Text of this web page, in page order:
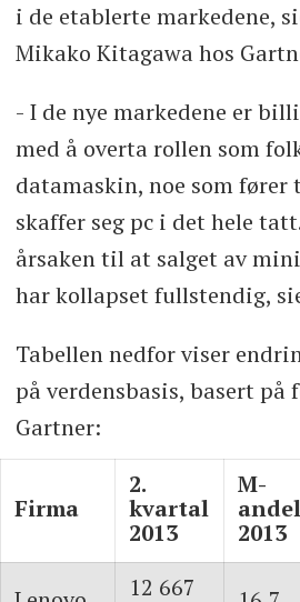
i de etablerte markedene,
Mikako Kitagawa hos
- I de nye markedene er
med å overta rollen som
datamaskin, noe som
skaffer seg pc i det hele
årsaken til at salget av
har kollapset fullstendig,
Tabellen nedfor viser
på verdensbasis, basert
Gartner:
Firma
2.
kvartal
2013
M-
andel
2013
12 667